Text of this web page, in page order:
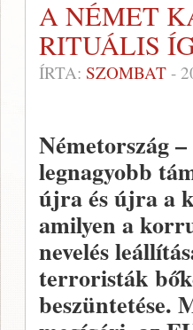
A NÉMET
RITUÁLIS
ÍRTA: SZOMBAT -
Németország
legnagyobb
újra és újra a
amilyen a
nevelés
terroristák
beszüntetése.